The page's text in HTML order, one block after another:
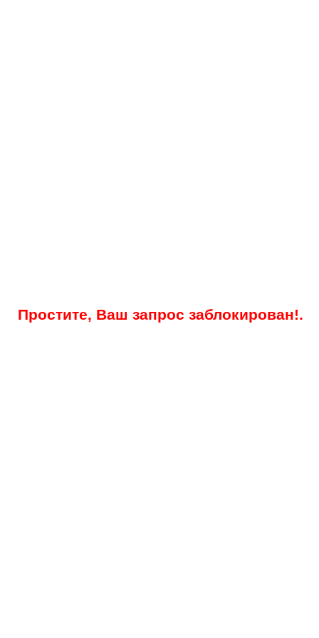
Простите, Ваш запрос заблокирован!.